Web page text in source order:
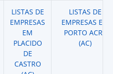
LISTAS DE
EMPRESAS
EM
PLACIDO
DE
CASTRO
LISTAS DE
EMPRESAS EM
PORTO ACRE
(AC)